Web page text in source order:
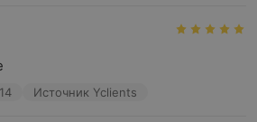
Источник Yclients